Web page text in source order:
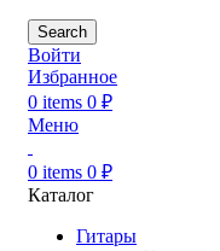
Search
Войти
Избранное
0 items 0 ₽
Меню
0 items 0 ₽
Каталог
Гитары